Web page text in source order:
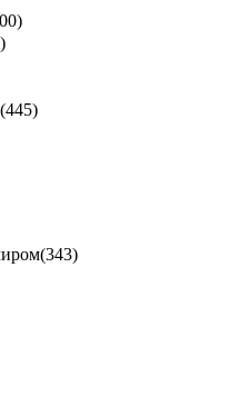
(445)
(343)